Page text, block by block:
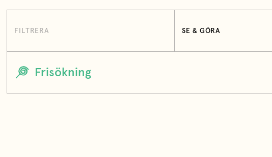
FILTRERA SE & GÖRA